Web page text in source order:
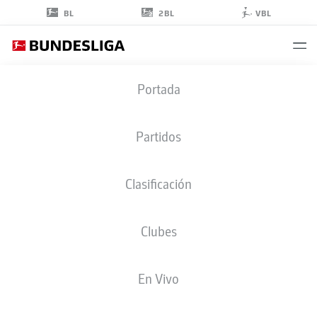
BL 2BL VBL
Portada
Partidos
Clasificación
Clubes
En Vivo